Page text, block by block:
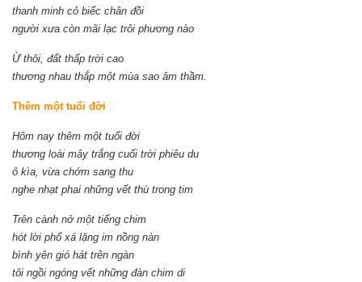
thanh minh cỏ biếc chân đồi
người xưa còn mãi lạc trôi phương nào
Ừ thôi, đất thấp trời cao
thương nhau thắp một mùa sao âm thầm.
Thêm một tuổi đời
Hôm nay thêm một tuổi đời
thương loài mây trắng cuối trời phiêu du
ô kìa, vừa chớm sang thu
nghe nhạt phai những vết thù trong tim
Trên cành nở một tiếng chim
hót lời phố xá lặng im nồng nàn
bình yên gió hát trên ngàn
tôi ngồi ngóng vết những đàn chim di